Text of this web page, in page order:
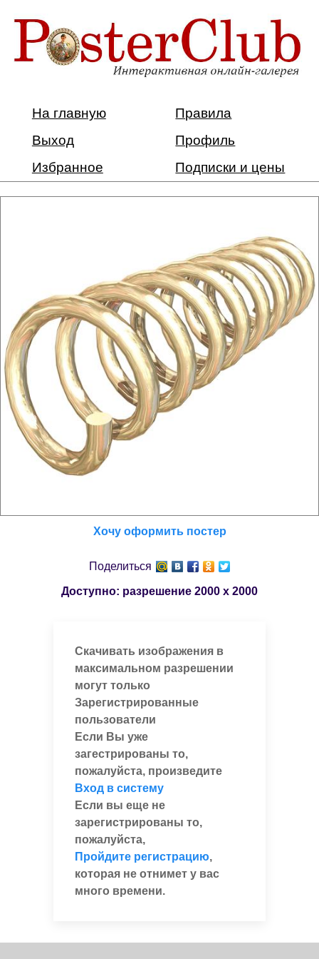
На главную
Правила
Выход
Профиль
Избранное
Подписки и цены
Хочу оформить постер
Поделиться
Доступно: разрешение 2000 x 2000
Скачивать изображения в
максимальном разрешении
могут только
Зарегистрированные
пользователи
Если Вы уже
загестрированы то,
пожалуйста, произведите
Вход в систему
Если вы еще не
зарегистрированы то,
пожалуйста,
Пройдите регистрацию,
которая не отнимет у вас
много времени.